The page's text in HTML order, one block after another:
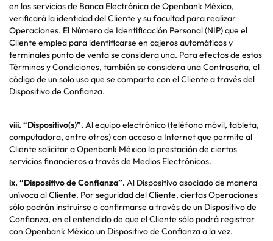
en los servicios de Banca Electrónica de Openbank México,
verificará la identidad del Cliente y su facultad para realizar
Operaciones. El Número de Identificación Personal (NIP) que el
Cliente emplea para identificarse en cajeros automáticos y
terminales punto de venta se considera una. Para efectos de estos
Términos y Condiciones, también se considera una Contraseña, el
código de un solo uso que se comparte con el Cliente a través del
Dispositivo de Confianza.
viii. “Dispositivo(s)”. Al equipo electrónico (teléfono móvil, tableta,
computadora, entre otros) con acceso a Internet que permite al
Cliente solicitar a Openbank México la prestación de ciertos
servicios financieros a través de Medios Electrónicos.
ix. “Dispositivo de Confianza”. Al Dispositivo asociado de manera
unívoca al Cliente. Por seguridad del Cliente, ciertas Operaciones
sólo podrán instruirse o confirmarse a través de un Dispositivo de
Confianza, en el entendido de que el Cliente sólo podrá registrar
con Openbank México un Dispositivo de Confianza a la vez.